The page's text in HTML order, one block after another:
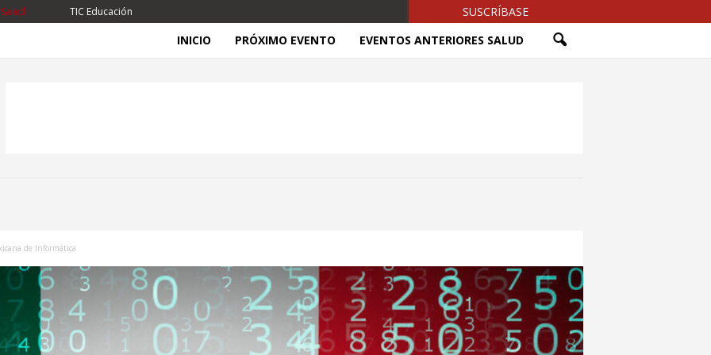
TIC Educación
SUSCRÍBASE
INICIO
PRÓXIMO EVENTO EVENTOS ANTERIORES SALUD
de Informática